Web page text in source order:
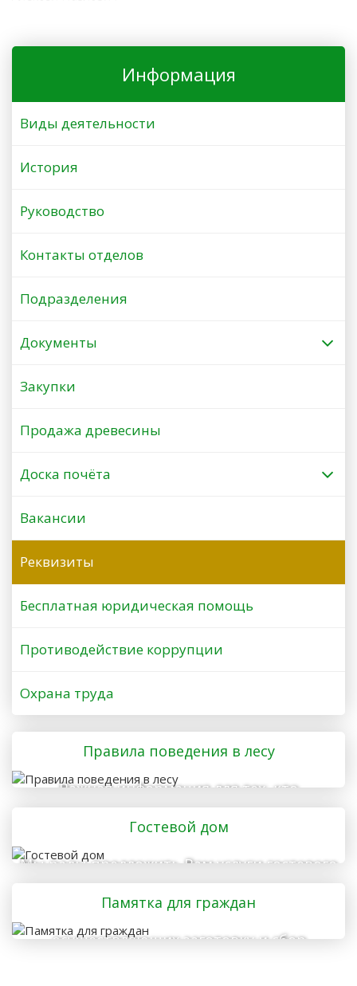
Информация
Виды деятельности
История
Руководство
Контакты отделов
Подразделения
Документы
Закупки
Продажа древесины
Доска почёта
Вакансии
Реквизиты
Бесплатная юридическая помощь
Противодействие коррупции
Охрана труда
Правила поведения в лесу
Важная информация для тех, кто
отправляется в лес
Гостевой дом
Мы рады предложить Вам услуги гостевого
дома
Памятка для граждан
осуществляющих заготовку и сбор